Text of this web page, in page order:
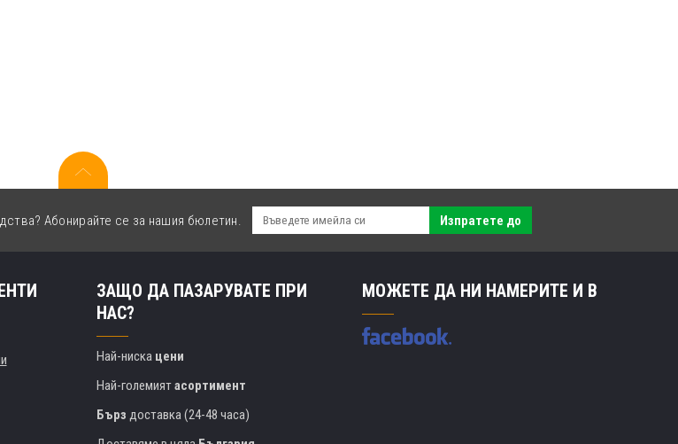
Абонирайте се за нашия бюлетин. Изпратете до
ЗАЩО ДА ПАЗАРУВАТЕ ПРИ
НАС?
Най-ниска цени
Най-големиятасортимент
Бърз доставка (24-48 часа)
МОЖЕТЕ ДА НИ НАМЕРИТЕ И В